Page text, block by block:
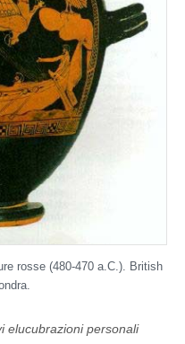
rosse (480-470 a.C.). British
elucubrazioni personali